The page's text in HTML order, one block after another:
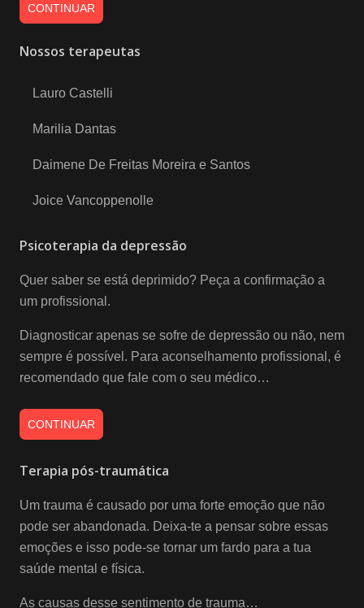
CONTINUAR
Nossos terapeutas
Lauro Castelli
Marilia Dantas
Daimene De Freitas Moreira e Santos
Joice Vancoppenolle
Psicoterapia da depressão
Quer saber se está deprimido? Peça a confirmação a
um profissional.
Diagnosticar apenas se sofre de depressão ou não, nem
sempre é possível. Para aconselhamento profissional, é
recomendado que fale com o seu médico…
CONTINUAR
Terapia pós-traumática
Um trauma é causado por uma forte emoção que não
pode ser abandonada. Deixa-te a pensar sobre essas
emoções e isso pode-se tornar um fardo para a tua
saúde mental e física.
As causas desse sentimento de trauma…